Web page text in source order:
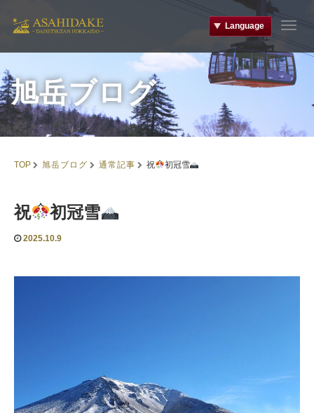
T
g
g
l
v
Language
旭岳ブログ
TOP 旭岳ブログ 通常記事 祝 初冠雪
祝 初冠雪
2025.10.9